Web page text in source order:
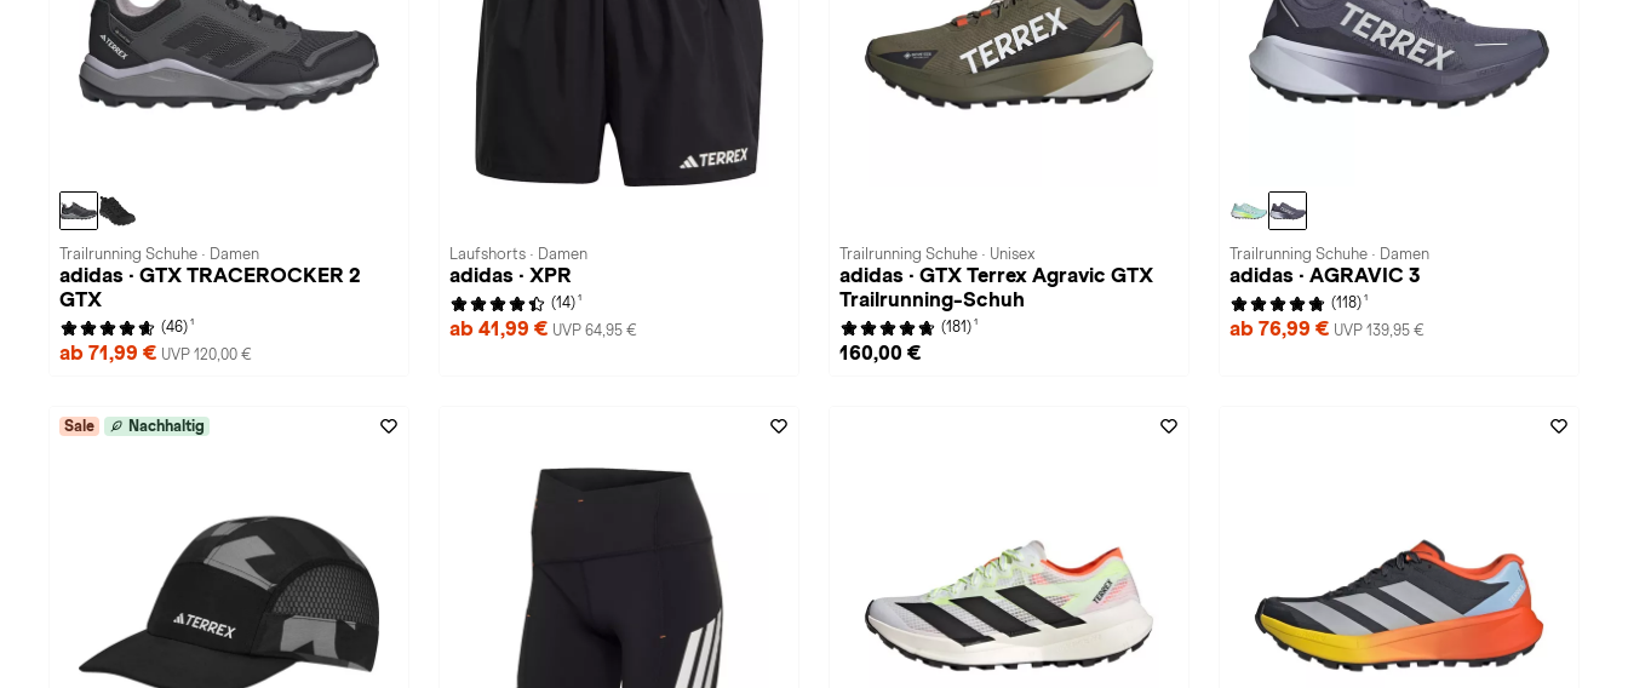
Trailrunning Schuhe · Damen
adidas · GTX TRACEROCKER 2
GTX
(46) 1
ab 71,99 € UVP 120,00 €
Laufshorts · Damen
adidas · XPR
(14) 1
ab 41,99 € UVP 64,95 €
Trailrunning Schuhe · Unisex
adidas · GTX Terrex Agravic GTX
Trailrunning-Schuh
(181) 1
160,00 €
Trailrunning Schuhe · Damen
adidas · AGRAVIC 3
(118) 1
ab 76,99 € UVP 139,95 €
Sale Nachhaltig